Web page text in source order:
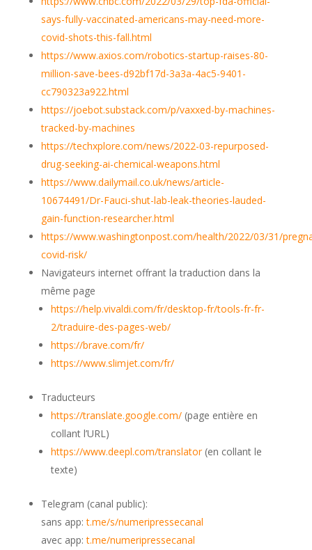
says-fully-vaccinated-americans-may-need-more-
covid-shots-this-fall.html
https://www.axios.com/robotics-startup-raises-80-
million-save-bees-d92bf17d-3a3a-4ac5-9401-
cc790323a922.html
https://joebot.substack.com/p/vaxxed-by-machines-
tracked-by-machines
https://techxplore.com/news/2022-03-repurposed-
drug-seeking-ai-chemical-weapons.html
https://www.dailymail.co.uk/news/article-
10674491/Dr-Fauci-shut-lab-leak-theories-lauded-
gain-function-researcher.html
https://www.washingtonpost.com/health/2022/03/31/
covid-risk/
Navigateurs internet offrant la traduction dans la
même page
https://help.vivaldi.com/fr/desktop-fr/tools-fr-fr-
2/traduire-des-pages-web/
https://brave.com/fr/
https://www.slimjet.com/fr/
Traducteurs
https://translate.google.com/(page entière en
collant l’URL)
https://www.deepl.com/translator(en collant le
texte)
Telegram (canal public):
sans app:t.me/s/numeripressecanal
avec app:t.me/numeripressecanal